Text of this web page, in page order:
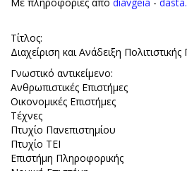
Τίτλος:
Διαχείριση και Ανάδειξη
Γνωστικό αντικείμενο:
Ανθρωπιστικές Επιστήμες
Οικονομικές Επιστήμες
Τέχνες
Πτυχίο Πανεπιστημίου
Πτυχίο ΤΕΙ
Επιστήμη Πληροφορικής